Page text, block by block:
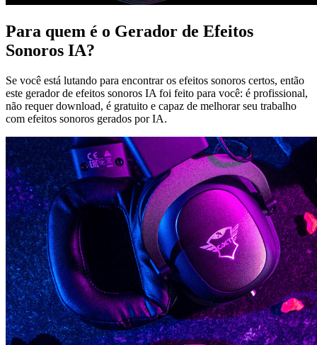
Para quem é o Gerador de Efeitos
Sonoros IA?
Se você está lutando para encontrar os efeitos sonoros certos, então
este gerador de efeitos sonoros IA foi feito para você: é profissional,
não requer download, é gratuito e capaz de melhorar seu trabalho
com efeitos sonoros gerados por IA.